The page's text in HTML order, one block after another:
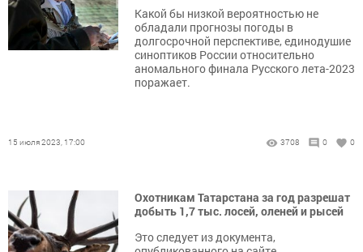
Какой бы низкой вероятностью не
обладали прогнозы погоды в
долгосрочной перспективе, единодушие
синоптиков России относительно
аномального финала Русского лета-2023
поражает.
15 июля 2023, 17:00 3708 0 0
Охотникам Татарстана за год разрешат
добыть 1,7 тыс. лосей, оленей и рысей
Это следует из документа,